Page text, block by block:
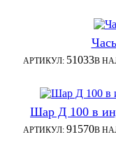
АРТИКУЛ: 51033В
Шар Д 100 в
АРТИКУЛ: 91570В